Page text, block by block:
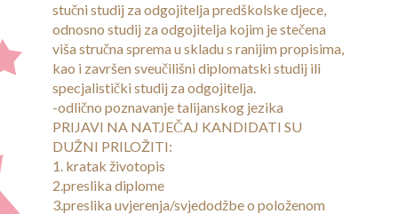
Popis zaposlenih
Natječaji
Jaslice
stučni studij za odgojitelja predškolske djece,
odnosno studij za odgojitelja kojim je stečena
viša stručna sprema u skladu s ranijim propisima,
kao i završen sveučilišni diplomatski studij ili
specjalistički studij za odgojitelja.
-odlično poznavanje talijanskog jezika
PRIJAVI NA NATJEČAJ KANDIDATI SU
DUŽNI PRILOŽITI:
1. kratak životopis
2.preslika diplome
3.preslika uvjerenja/svjedodžbe o položenom